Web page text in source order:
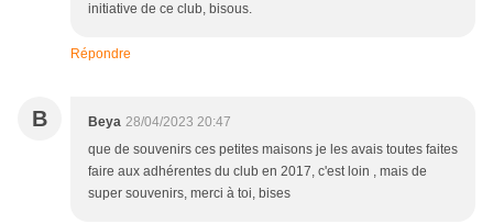
initiative de ce club, bisous.
Répondre
B Beya 28/04/2023 20:47
que de souvenirs ces petites maisons je les avais toutes faites
faire aux adhérentes du club en 2017, c'est loin , mais de
super souvenirs, merci à toi, bises